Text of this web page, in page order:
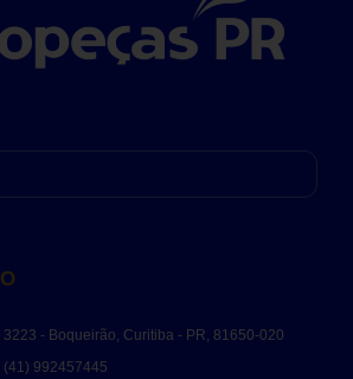
3223 - Boqueirão, Curitiba - PR, 81650-020
992457445